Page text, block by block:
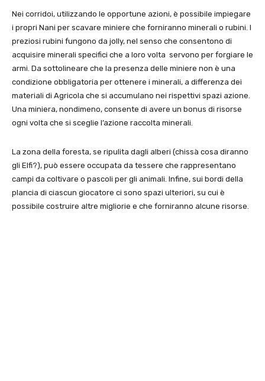
Nei corridoi, utilizzando le opportune azioni, è possibile impiegare
i propri Nani per scavare miniere che forniranno minerali o rubini. I
preziosi rubini fungono da jolly, nel senso che consentono di
acquisire minerali specifici che a loro volta servono per forgiare le
armi. Da sottolineare che la presenza delle miniere non è una
condizione obbligatoria per ottenere i minerali, a differenza dei
materiali di Agricola che si accumulano nei rispettivi spazi azione.
Una miniera, nondimeno, consente di avere un bonus di risorse
ogni volta che si sceglie l’azione raccolta minerali.
La zona della foresta, se ripulita dagli alberi (chissà cosa diranno
gli Elfi?), può essere occupata da tessere che rappresentano
campi da coltivare o pascoli per gli animali. Infine, sui bordi della
plancia di ciascun giocatore ci sono spazi ulteriori, su cui è
possibile costruire altre migliorie e che forniranno alcune risorse.